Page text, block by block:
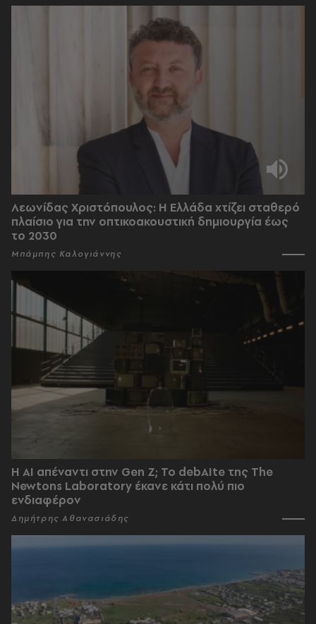
Λεωνίδας Χριστόπουλος: Η Ελλάδα χτίζει σταθερό
πλαίσιο για την οπτικοακουστική δημιουργία έως
το 2030
Μπάμπης Καλογιάννης
Η AI απέναντι στην Gen Z; Το debAIte της The
Newtons Laboratory έκανε κάτι πολύ πιο
ενδιαφέρον
Δημήτρης Αθανασιάδης